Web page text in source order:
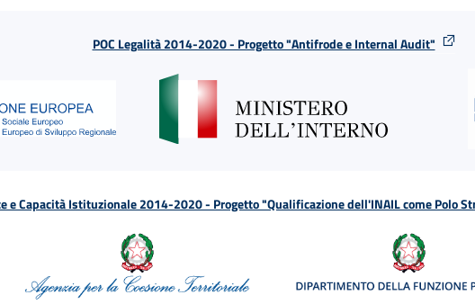
POC Legalità 2014-2020 - Progetto "Antifrode e Internal Audit"
e Capacità Istituzionale 2014-2020 - Progetto "Qualificazione dell'INAIL come Polo